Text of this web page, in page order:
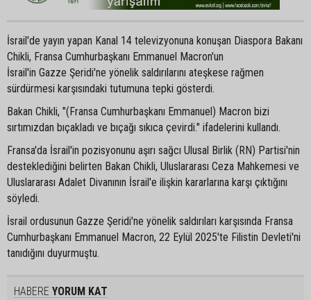
İsrail'de yayın yapan Kanal 14 televizyonuna konuşan Diaspora Bakanı
Chikli, Fransa Cumhurbaşkanı Emmanuel Macron'un
İsrail'in Gazze Şeridi'ne yönelik saldırılarını ateşkese rağmen
sürdürmesi karşısındaki tutumuna tepki gösterdi.
Bakan Chikli, "(Fransa Cumhurbaşkanı Emmanuel) Macron bizi
sırtımızdan bıçakladı ve bıçağı sıkıca çevirdi." ifadelerini kullandı.
Fransa'da İsrail'in pozisyonunu aşırı sağcı Ulusal Birlik (RN) Partisi'nin
desteklediğini belirten Bakan Chikli, Uluslararası Ceza Mahkemesi ve
Uluslararası Adalet Divanının İsrail'e ilişkin kararlarına karşı çıktığını
söyledi.
İsrail ordusunun Gazze Şeridi'ne yönelik saldırıları karşısında Fransa
Cumhurbaşkanı Emmanuel Macron, 22 Eylül 2025'te Filistin Devleti'ni
tanıdığını duyurmuştu.
HABERE YORUM KAT